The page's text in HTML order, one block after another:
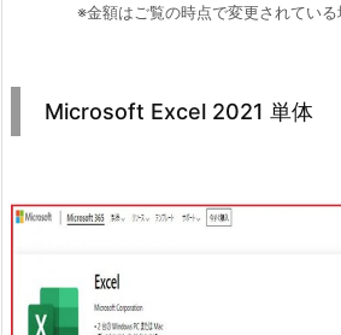
※金額はご覧の時点で変更されている
Microsoft Excel 2021 単体